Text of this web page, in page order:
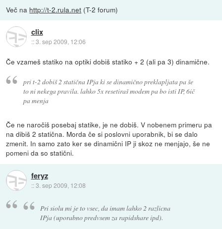
Več na http://t-2.rula.net (T-2 forum)
clix
::3. sep 2009, 12:06
Če vzameš statiko na optiki dobiš statiko + 2 (ali pa 3) dinamične.
pri t-2 dobiš 2 statična IPja ki se dinamično preklapljata pa še
to ni nekega pravila. lahko 5x resetiraš modem pa bo isti IP, 6ič
pa menja
Če ne naročiš posebaj statike, je ne dobiš. V nobenem primeru pa
na dibiš 2 statična. Morda če si poslovni uporabnik, bi se dalo
zmenit. In samo zato ker se dinamični IP ji skoz ne menjajo, še ne
pomeni da so statični.
feryz
::3. sep 2009, 12:08
Pri siolu mi je to vsec, da imam lahko 2 razlicna
IPja (uporabno predvsem za rapidshare ipd).